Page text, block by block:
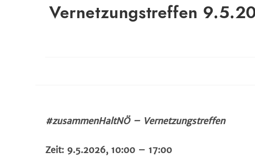
Vernetzungstreffen
#zusammenHaltNÖ – Vernetzungstreffen
Zeit: 9.5.2026, 10:00 – 17:00